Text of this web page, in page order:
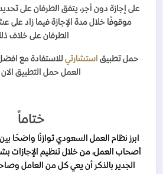
على إجازة دون أجر، يتفق الطرفان على
موقوفًا خلال مدة الإجازة فيما زاد على
الطرفان على خلاف
حمل تطبيق استشارتي للاستفادة مع
العمل حمل التطبيق الان
ختاماً
ابرز نظام العمل السعودي توازنًا واضحًا
أصحاب العمل، من خلال تنظيم
الجدير بالذكر أن يعي كل من العامل